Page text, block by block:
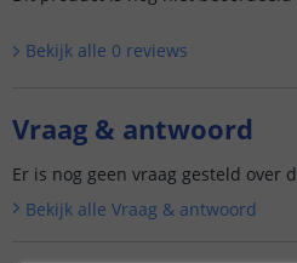
Bekijk alle 0 reviews
Vraag & antwoord
Er is nog geen vraag gesteld over
Bekijk alle Vraag & antwoord